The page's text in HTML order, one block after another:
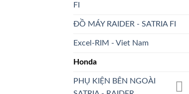
FI
ĐỒ MÁY RAIDER - SATRIA FI
Excel-RIM - Viet Nam
Honda
PHỤ KIỆN BÊN NGOÀI